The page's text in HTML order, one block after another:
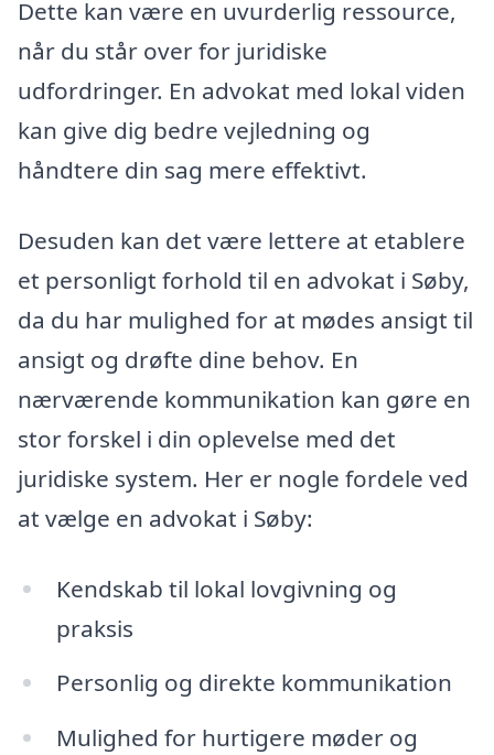
Dette kan være en uvurderlig ressource,
når du står over for juridiske
udfordringer. En advokat med lokal viden
kan give dig bedre vejledning og
håndtere din sag mere effektivt.
Desuden kan det være lettere at etablere
et personligt forhold til en advokat i Søby,
da du har mulighed for at mødes ansigt til
ansigt og drøfte dine behov. En
nærværende kommunikation kan gøre en
stor forskel i din oplevelse med det
juridiske system. Her er nogle fordele ved
at vælge en advokat i Søby:
Kendskab til lokal lovgivning og
praksis
Personlig og direkte kommunikation
Mulighed for hurtigere møder og